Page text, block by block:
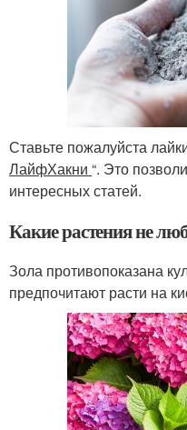
Ставьте пожалуйста
ЛайфХакни “. Это
интересных статей.
Какие растения не
Зола противопоказана
предпочитают расти на